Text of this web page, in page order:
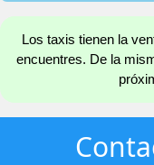
Los taxis tienen la
encuentres. De la